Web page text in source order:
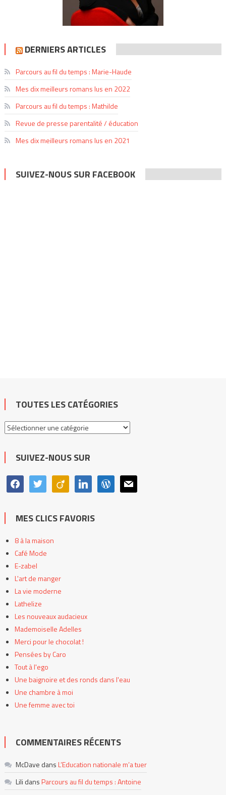
DERNIERS ARTICLES
Parcours au fil du temps : Marie-Haude
Mes dix meilleurs romans lus en 2022
Parcours au fil du temps : Mathilde
Revue de presse parentalité / éducation
Mes dix meilleurs romans lus en 2021
SUIVEZ-NOUS SUR FACEBOOK
TOUTES LES CATÉGORIES
Toutes
catégories
SUIVEZ-NOUS SUR
facebooktwitter viadeo linkedin wordpress
mail
MES CLICS FAVORIS
8 à la maison
Café Mode
E-zabel
L'art de manger
La vie moderne
Lathelize
Les nouveaux audacieux
Mademoiselle Adelles
Merci pour le chocolat !
Pensées by Caro
Tout à l'ego
Une baignoire et des ronds dans l'eau
Une chambre à moi
Une femme avec toi
COMMENTAIRES RÉCENTS
McDave dansL’Education nationale m’a tuer
Lili dansParcours au fil du temps : Antoine